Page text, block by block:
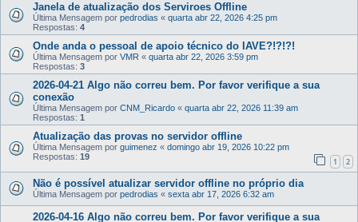
Janela de atualização dos Serviroes Offline
Última Mensagem por pedrodias « quarta abr 22, 2026 4:25 pm
Respostas: 4
Onde anda o pessoal de apoio técnico do IAVE?!?!?!
Última Mensagem por VMR « quarta abr 22, 2026 3:59 pm
Respostas: 3
2026-04-21 Algo não correu bem. Por favor verifique a sua
conexão
Última Mensagem por CNM_Ricardo « quarta abr 22, 2026 11:39 am
Respostas: 1
Atualização das provas no servidor offline
Última Mensagem por guimenez « domingo abr 19, 2026 10:22 pm
Respostas: 19 1 2
Não é possível atualizar servidor offline no próprio dia
Última Mensagem por pedrodias « sexta abr 17, 2026 6:32 am
2026-04-16 Algo não correu bem. Por favor verifique a sua